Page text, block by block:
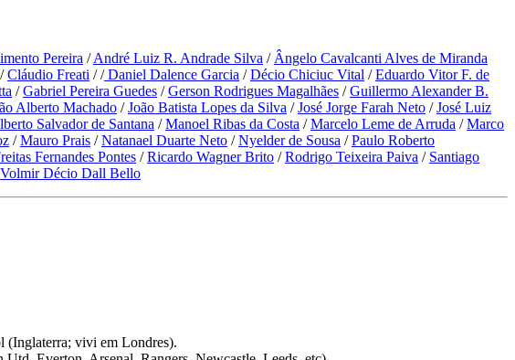
Pereira /André Luiz R. Andrade Silva / Ângelo Cavalcanti Alves de Miranda
/Cláudio Freati / /Daniel Dalence Garcia /Décio Chiciuc Vital /Eduardo Vitor F. de
/Gabriel Pereira Guedes /Gerson Rodrigues Magalhães /Guillermo Alexander B.
Alberto Machado /João Batista Lopes da Silva /José Jorge Farah Neto /José Luiz
Salvador de Santana /Manoel Ribas da Costa /Marcelo Leme de Arruda /Marco
/Mauro Prais /Natanael Duarte Neto /Nyelder de Sousa /Paulo Roberto
Fernandes Pontes /Ricardo Wagner Brito /Rodrigo Teixeira Paiva / Santiago
Volmir Décio Dall Bello
(Inglaterra; vivi em Londres).